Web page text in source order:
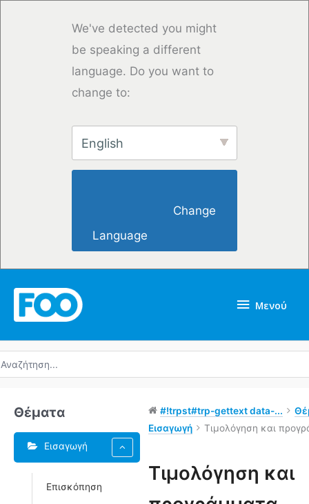
We've detected you might
be speaking a different
language. Do you want to
change to:
English
Language
Μενού
Θέματα
Εισαγωγή
Επισκόπηση
#!trpst#trp-gettext data-...
Εισαγωγή
Τιμολόγηση και
Τιμολόγηση και
Ετικέτες